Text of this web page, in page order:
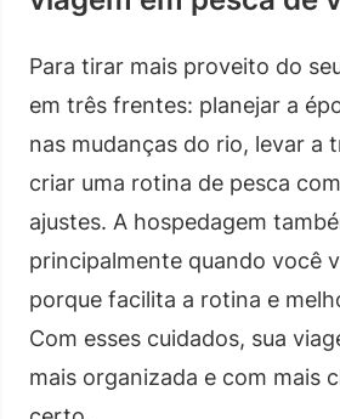
Para tirar mais proveito do
em três frentes: planejar a
nas mudanças do rio, levar a
criar uma rotina de pesca
ajustes. A hospedagem
principalmente quando você
porque facilita a rotina e
Com esses cuidados, sua
mais organizada e com mais